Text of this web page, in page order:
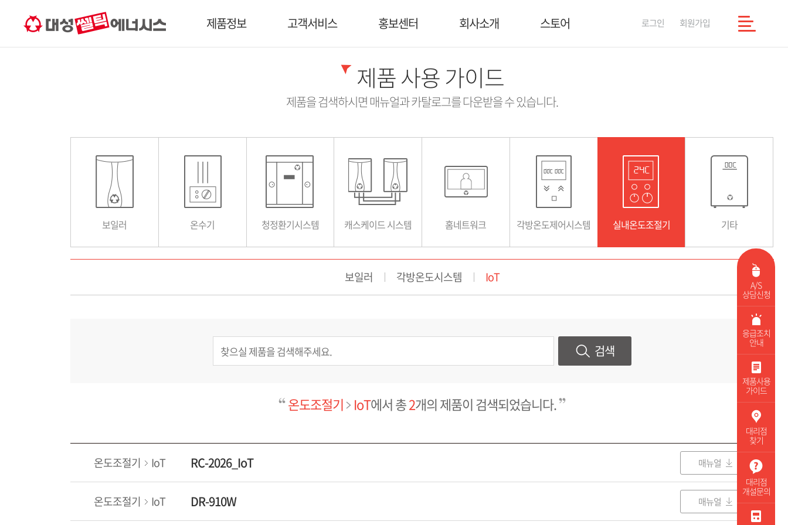
A/S
상담신청
응급조치
안내
제품사용
가이드
대리점
찾기
대리점
개설문의
제품정보 고객서비스 홍보센터 회사소개 스토어 로그인 회원가입
제품 사용 가이드
제품을 검색하시면 매뉴얼과 카탈로그를 다운받을 수 있습니다.
보일러 온수기 청정환기시스템 캐스케이드 시스템 홈네트워크 각방온도제어시스템 실내온도조절기 기타
보일러 각방온도시스템 IoT
검색
온도조절기 IoT에서 총2개의 제품이 검색되었습니다.
온도조절기 IoT RC-2026_IoT 매뉴얼
온도조절기 IoT DR-910W 매뉴얼